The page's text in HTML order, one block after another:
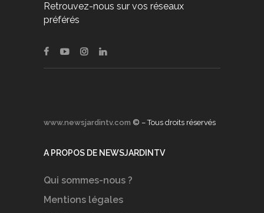
Retrouvez-nous sur vos réseaux
préférés
www.newsjardintv.com © – Tous droits réservés
A PROPOS DE NEWSJARDINTV
Qui sommes-nous ?
Mentions légales